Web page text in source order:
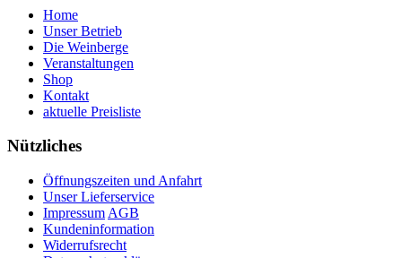
Home
Unser Betrieb
Die Weinberge
Veranstaltungen
Shop
Kontakt
aktuelle Preisliste
Nützliches
Öffnungszeiten und Anfahrt
Unser Lieferservice
Impressum AGB
Kundeninformation
Widerrufsrecht